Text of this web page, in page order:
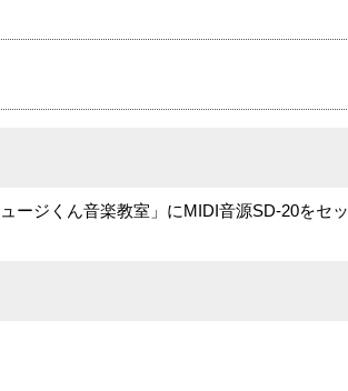
ージくん音楽教室」にMIDI音源SD-20をセッ